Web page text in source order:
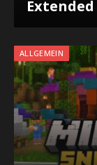
ALLGEMEIN